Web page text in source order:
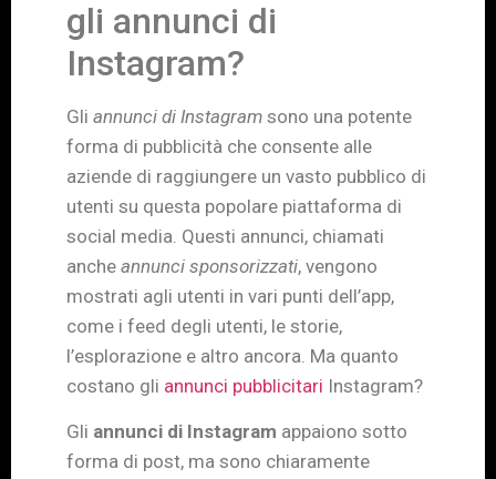
gli annunci di
Instagram?
Gli annunci di Instagram sono una potente
forma di pubblicità che consente alle
aziende di raggiungere un vasto pubblico di
utenti su questa popolare piattaforma di
social media. Questi annunci, chiamati
anche annunci sponsorizzati, vengono
mostrati agli utenti in vari punti dell’app,
come i feed degli utenti, le storie,
l’esplorazione e altro ancora. Ma quanto
costano gli annunci pubblicitari Instagram?
Gli annunci di Instagram appaiono sotto
forma di post, ma sono chiaramente